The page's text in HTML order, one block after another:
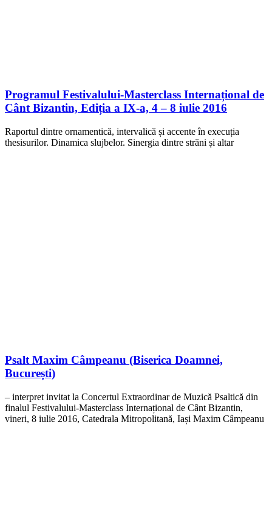
Programul Festivalului-Masterclass Internațional de
Cânt Bizantin, Ediția a IX-a, 4 – 8 iulie 2016
Raportul dintre ornamentică, intervalică și accente în execuția
thesisurilor. Dinamica slujbelor. Sinergia dintre străni și altar
Psalt Maxim Câmpeanu (Biserica Doamnei,
București)
– interpret invitat la Concertul Extraordinar de Muzică Psaltică din
finalul Festivalului-Masterclass Internațional de Cânt Bizantin,
vineri, 8 iulie 2016, Catedrala Mitropolitană, Iași Maxim Câmpeanu